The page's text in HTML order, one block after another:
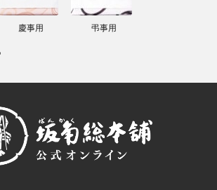
慶事用 弔事用